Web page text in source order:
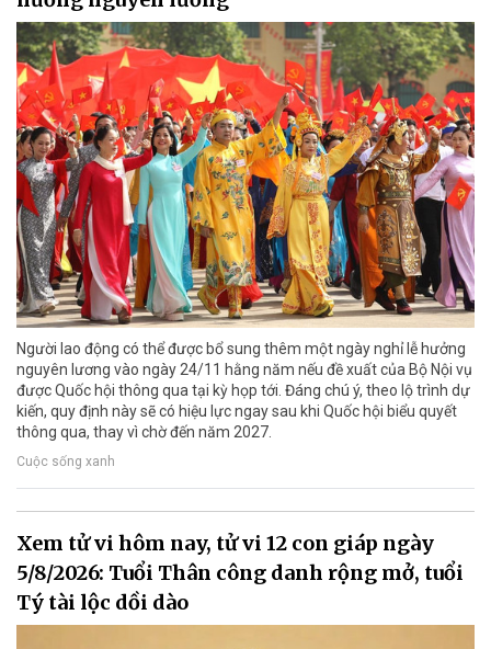
Người lao động có thể được bổ sung thêm một ngày nghỉ lễ hưởng
nguyên lương vào ngày 24/11 hằng năm nếu đề xuất của Bộ Nội vụ
được Quốc hội thông qua tại kỳ họp tới. Đáng chú ý, theo lộ trình dự
kiến, quy định này sẽ có hiệu lực ngay sau khi Quốc hội biểu quyết
thông qua, thay vì chờ đến năm 2027.
Cuộc sống xanh
Xem tử vi hôm nay, tử vi 12 con giáp ngày
5/8/2026: Tuổi Thân công danh rộng mở, tuổi
Tý tài lộc dồi dào